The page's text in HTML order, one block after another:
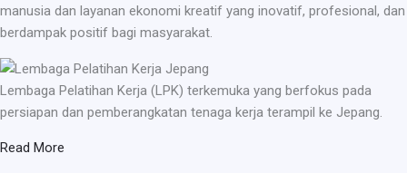
manusia dan layanan ekonomi kreatif yang inovatif, profesional, dan
berdampak positif bagi masyarakat.
Lembaga Pelatihan Kerja (LPK) terkemuka yang berfokus pada
persiapan dan pemberangkatan tenaga kerja terampil ke Jepang.
Read More